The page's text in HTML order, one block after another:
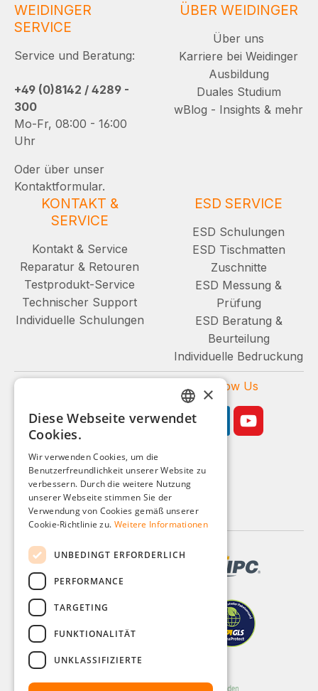
WEIDINGER
SERVICE
Service und Beratung:
+49 (0)8142 / 4289 -
300
Mo-Fr, 08:00 - 16:00
Uhr
Oder über unser
Kontaktformular.
ÜBER WEIDINGER
Über uns
Karriere bei Weidinger
Ausbildung
Duales Studium
wBlog - Insights & mehr
KONTAKT &
SERVICE
Kontakt & Service
Reparatur & Retouren
Testprodukt-Service
Technischer Support
Individuelle Schulungen
ESD SERVICE
ESD Schulungen
ESD Tischmatten
Zuschnitte
ESD Messung &
Prüfung
ESD Beratung &
Beurteilung
Individuelle Bedruckung
Follow Us
Geschäftskunden-Shop
Alle Preise zzgl. MwSt.
GERMAN
FRENCH
DUTCH
×
Diese Webseite verwendet
Cookies.
Wir verwenden Cookies, um die
Benutzerfreundlichkeit unserer Website zu
verbessern. Durch die weitere Nutzung
unserer Webseite stimmen Sie der
Verwendung von Cookies gemäß unserer
Cookie-Richtlinie zu. Weitere Informationen
UNBEDINGT ERFORDERLICH
PERFORMANCE
TARGETING
FUNKTIONALITÄT
UNKLASSIFIZIERTE